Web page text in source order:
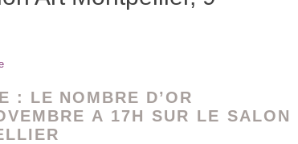
: LE NOMBRE D’OR
A 17H SUR LE SALON